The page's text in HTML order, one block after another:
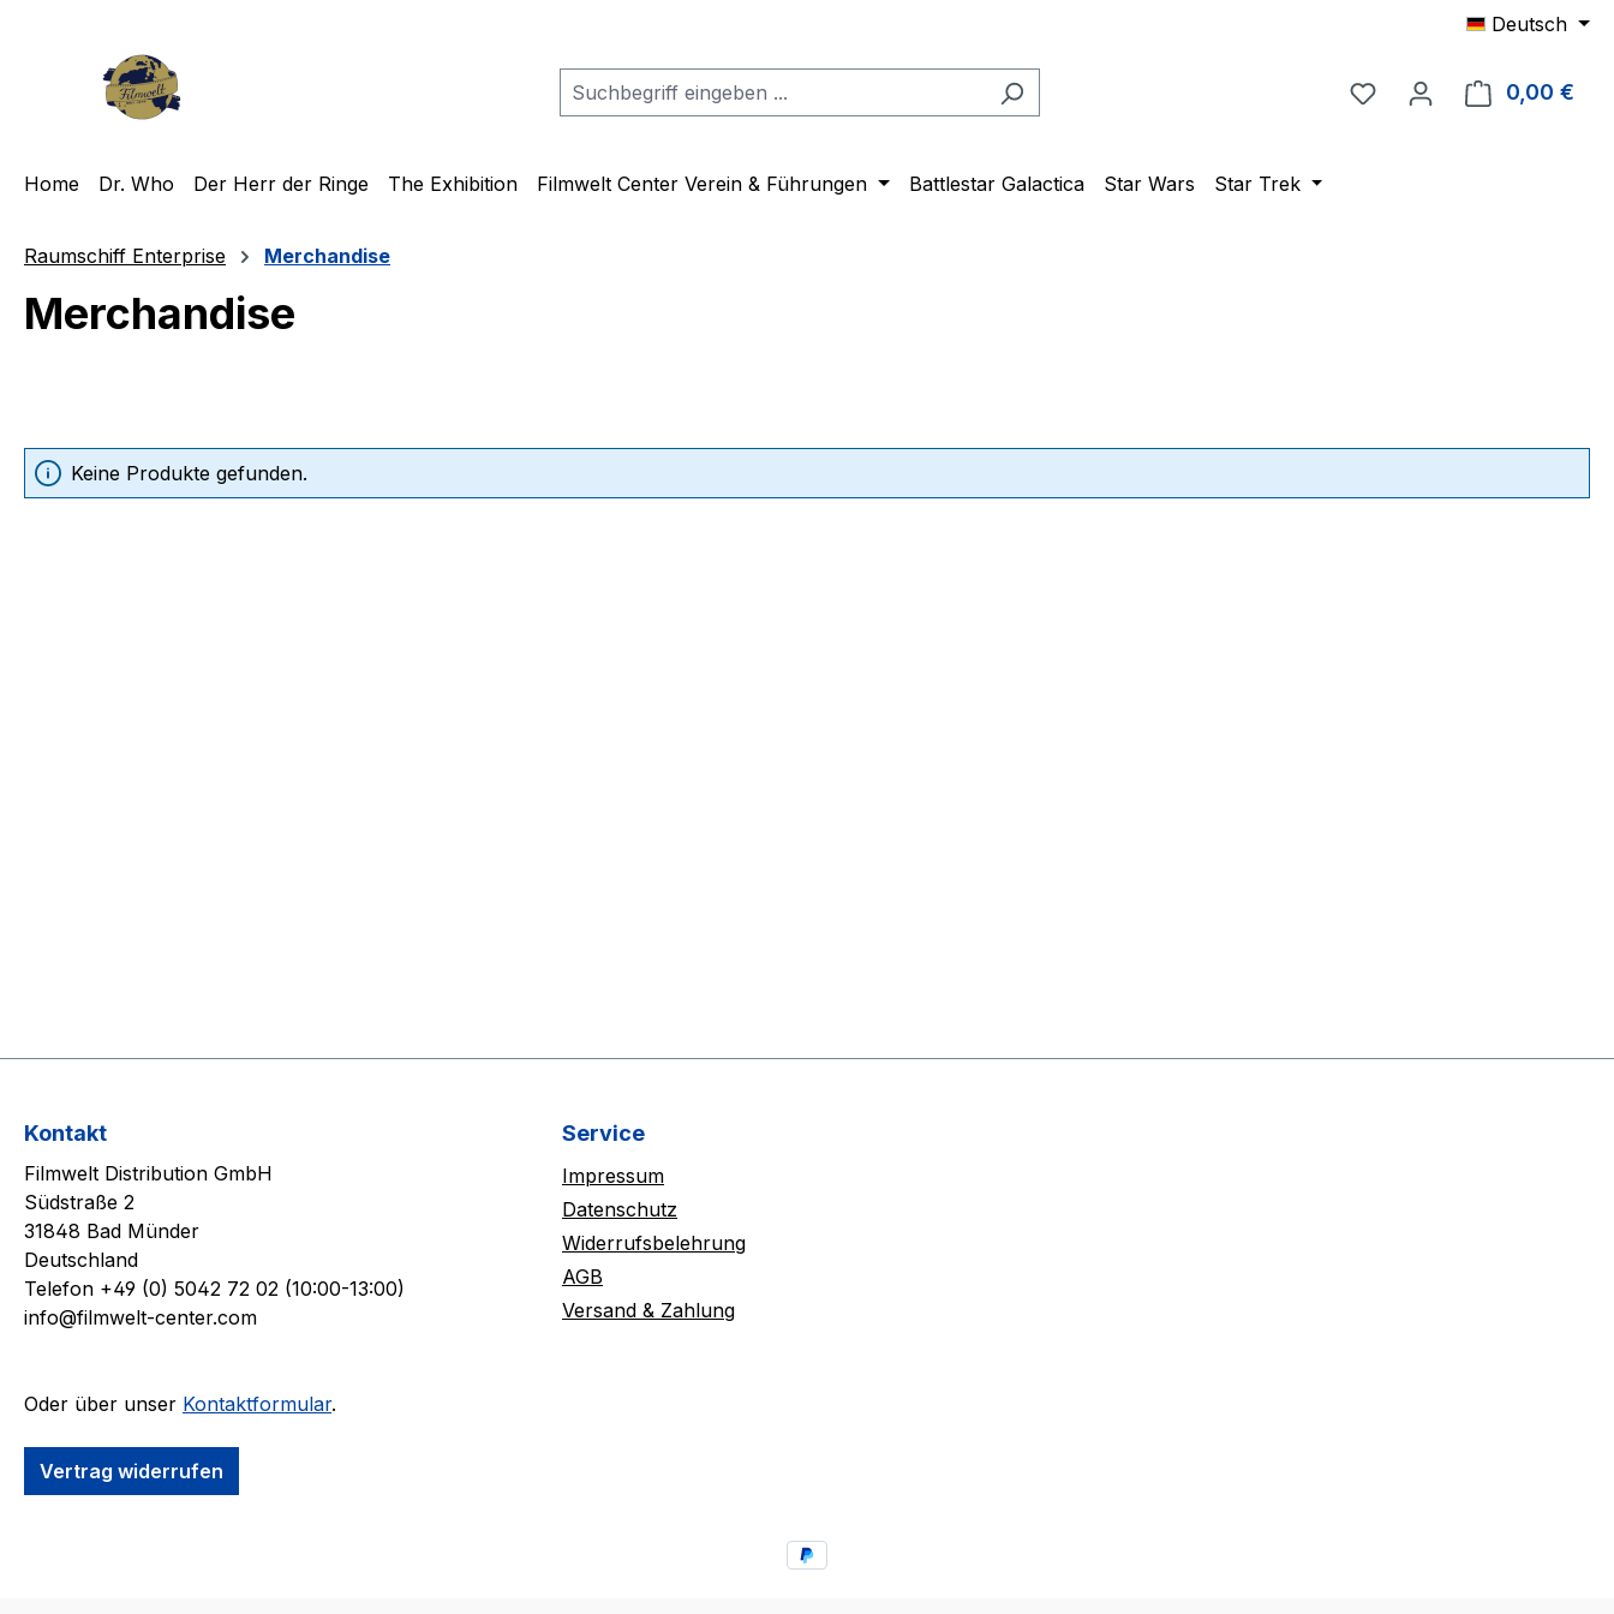
Deutsch
Du hast 0 Produkte auf
0,00 €
Home Dr. Who Der Herr der Ringe The Exhibition Filmwelt Center Verein & Führungen Battlestar Galactica Star Wars Star Trek
Raumschiff Enterprise Merchandise
Merchandise
Keine Produkte gefunden.
Kontakt
Filmwelt Distribution GmbH
Südstraße 2
31848 Bad Münder
Deutschland
Telefon +49 (0) 5042 72 02 (10:00-13:00)
info@filmwelt-center.com
Oder über unser Kontaktformular.
Vertrag widerrufen
Service
Impressum
Datenschutz
Widerrufsbelehrung
AGB
Versand & Zahlung